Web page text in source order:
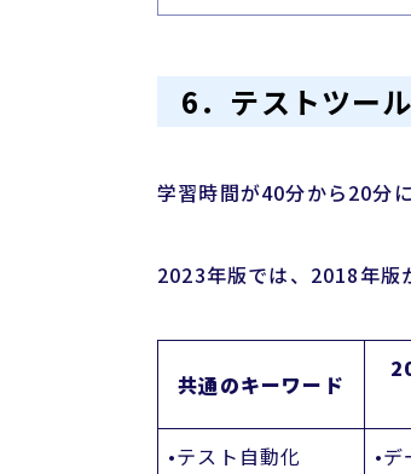
6．テストツー
学習時間が40分から20分
2023年版では、2018年版
共通のキーワード
•テスト自動化
•